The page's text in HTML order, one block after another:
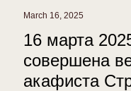
March 16, 2025
16 марта
совершена
акафиста